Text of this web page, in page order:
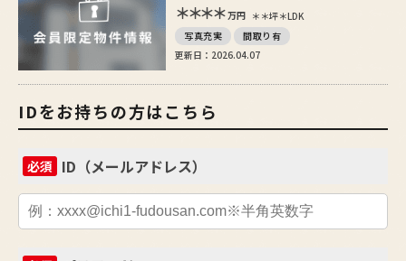
＊＊＊＊ 万円 ＊＊坪＊LDK
写真充実
間取り有
更新日：2026.04.07
IDをお持ちの方はこちら
必須 ID（メールアドレス）